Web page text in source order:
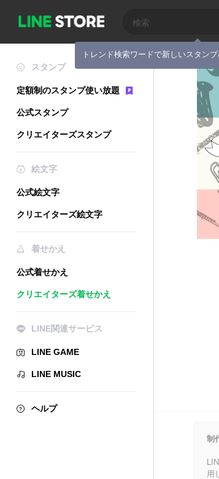
トレンド検索ワードで新しいスタン
スタンプ
定額制のスタンプ使い放題
公式スタンプ
クリエイターズスタンプ
絵文字
公式絵文字
クリエイターズ絵文字
着せかえ
公式着せかえ
クリエイターズ着せかえ
LINE関連サービス
LINE GAME
LINE MUSIC
ヘルプ
制
用